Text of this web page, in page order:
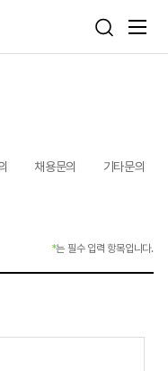
채용문의 기타문의
*는 필수 입력 항목입니다.